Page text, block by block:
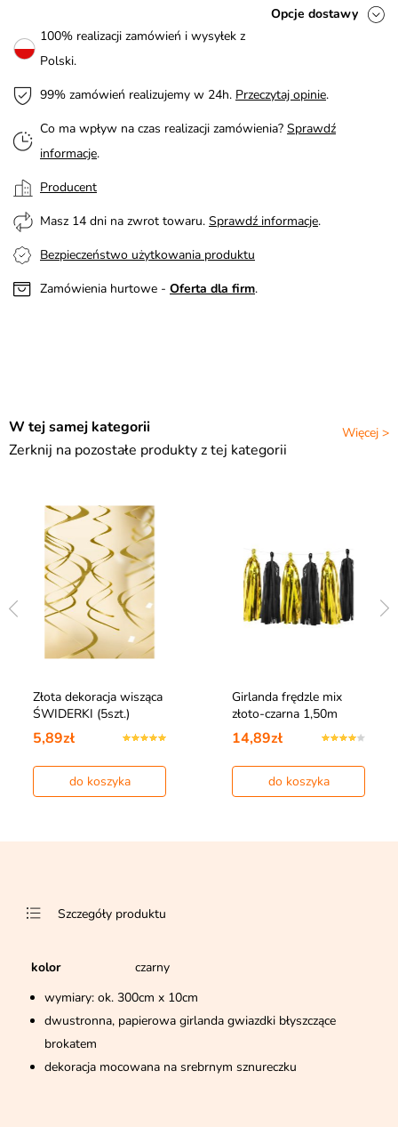
Opcje dostawy
100% realizacji zamówień i wysyłek z
Polski.
99% zamówień realizujemy w 24h. Przeczytaj opinie.
Co ma wpływ na czas realizacji zamówienia? Sprawdź
informacje.
Producent
Masz 14 dni na zwrot towaru. Sprawdź informacje.
Bezpieczeństwo użytkowania produktu
Zamówienia hurtowe - Oferta dla firm.
Więcej >
W tej samej kategorii
Zerknij na pozostałe produkty z tej kategorii
Złota dekoracja wisząca
ŚWIDERKI (5szt.)
5,89zł
do koszyka
Girlanda frędzle mix
złoto-czarna 1,50m
14,89zł
do koszyka
Szczegóły produktu
kolor
czarny
wymiary: ok. 300cm x 10cm
dwustronna, papierowa girlanda gwiazdki błyszczące
brokatem
dekoracja mocowana na srebrnym sznureczku